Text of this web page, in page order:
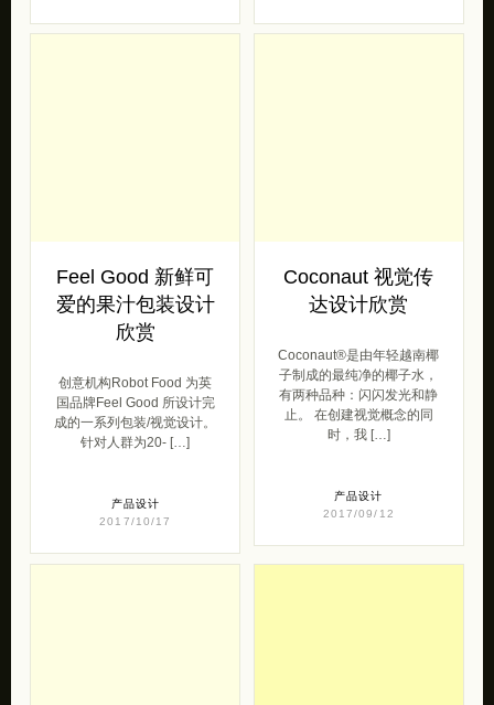
Feel Good 新鲜可
爱的果汁包装设计
欣赏
创意机构Robot Food 为英
国品牌Feel Good 所设计完
成的一系列包装/视觉设计。
针对人群为20- […]
产品设计
2017/10/17
Coconaut 视觉传
达设计欣赏
Coconaut®是由年轻越南椰
子制成的最纯净的椰子水，
有两种品种：闪闪发光和静
止。 在创建视觉概念的同
时，我 […]
产品设计
2017/09/12